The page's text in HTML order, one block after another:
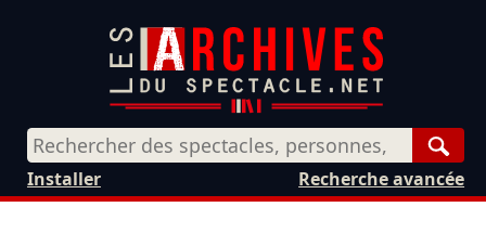
Recherche avancée
Installer